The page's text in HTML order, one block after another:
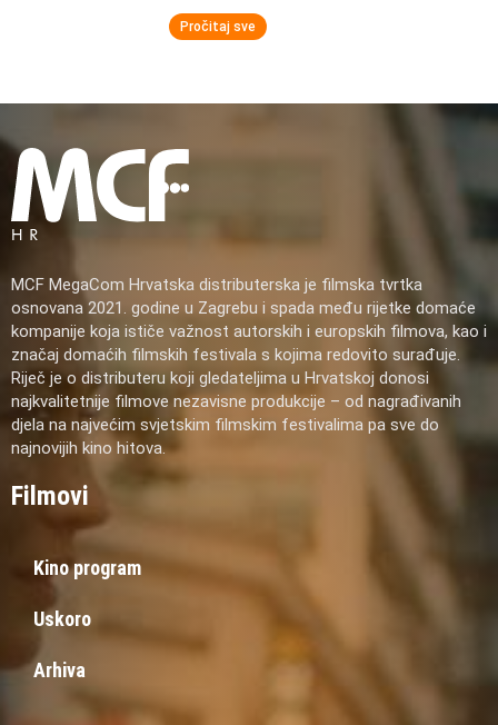
Pročitaj sve
MCF MegaCom Hrvatska distributerska je filmska tvrtka
osnovana 2021. godine u Zagrebu i spada među rijetke domaće
kompanije koja ističe važnost autorskih i europskih filmova, kao i
značaj domaćih filmskih festivala s kojima redovito surađuje.
Riječ je o distributeru koji gledateljima u Hrvatskoj donosi
najkvalitetnije filmove nezavisne produkcije – od nagrađivanih
djela na najvećim svjetskim filmskim festivalima pa sve do
najnovijih kino hitova.
Filmovi
Kino program
Uskoro
Arhiva